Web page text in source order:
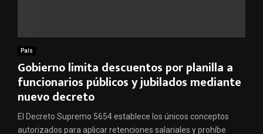
País
Gobierno limita descuentos por planilla a
funcionarios públicos y jubilados mediante
nuevo decreto
El Decreto Supremo 5654 establece los únicos conceptos
autorizados para aplicar retenciones salariales y prohíbe